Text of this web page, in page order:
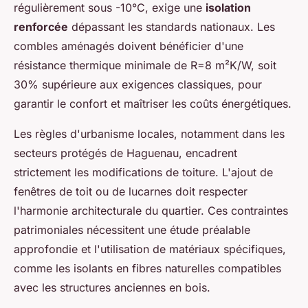
régulièrement sous -10°C, exige une isolation
renforcée dépassant les standards nationaux. Les
combles aménagés doivent bénéficier d'une
résistance thermique minimale de R=8 m²K/W, soit
30% supérieure aux exigences classiques, pour
garantir le confort et maîtriser les coûts énergétiques.
Les règles d'urbanisme locales, notamment dans les
secteurs protégés de Haguenau, encadrent
strictement les modifications de toiture. L'ajout de
fenêtres de toit ou de lucarnes doit respecter
l'harmonie architecturale du quartier. Ces contraintes
patrimoniales nécessitent une étude préalable
approfondie et l'utilisation de matériaux spécifiques,
comme les isolants en fibres naturelles compatibles
avec les structures anciennes en bois.